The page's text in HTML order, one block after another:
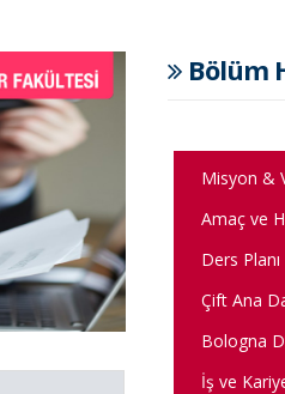
Bölüm
Misyon &
Amaç ve
Ders Planı
Çift Ana
Bologna
İş ve